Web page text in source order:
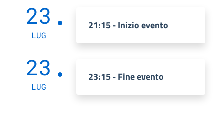
23
LUG
21:15 - Inizio evento
23
LUG
23:15 - Fine evento